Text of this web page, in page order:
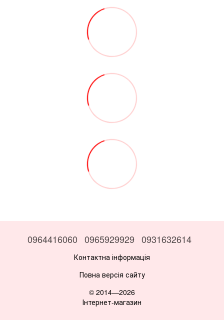
0964416060 0965929929 0931632614
Контактна інформація
Повна версія сайту
© 2014—2026
Інтернет-магазин